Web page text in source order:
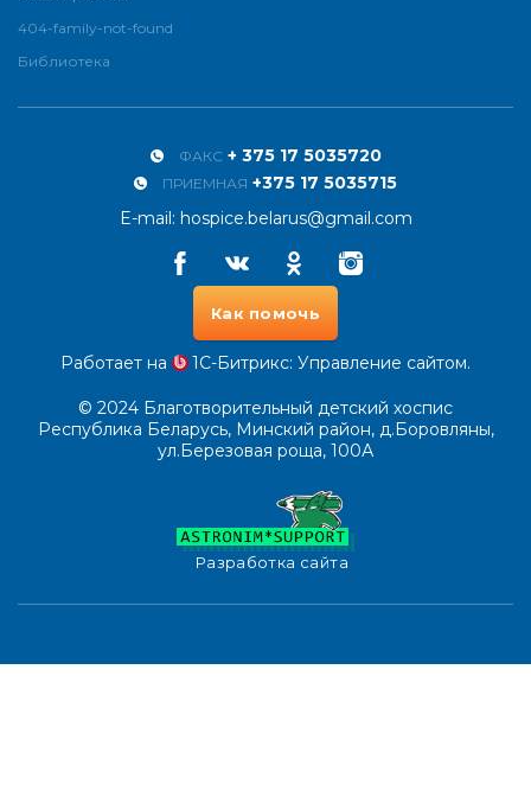
404-family-not-found
Библиотека
ФАКС + 375 17 5035720
ПРИЕМНАЯ +375 17 5035715
E-mail: hospice.belarus@gmail.com
FacebookVkontakteOdnoklassnikiInstagram
Как помочь
Работает на 1С-Битрикс: Управление сайтом.
© 2024 Благотворительный детский хоспис
Республика Беларусь, Минский район, д.Боровляны,
ул.Березовая роща, 100А
Разработка сайта